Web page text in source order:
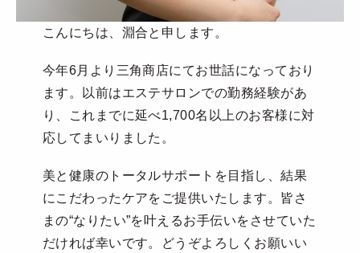
こんにちは、淵合と申します。
今年6月より三角商店にてお世話になっており
ます。以前はエステサロンでの勤務経験があ
り、これまでに延べ1,700名以上のお客様に対
応してまいりました。
美と健康のトータルサポートを目指し、結果
にこだわったケアをご提供いたします。皆さ
まの“なりたい”を叶えるお手伝いをさせていた
だければ幸いです。どうぞよろしくお願いい